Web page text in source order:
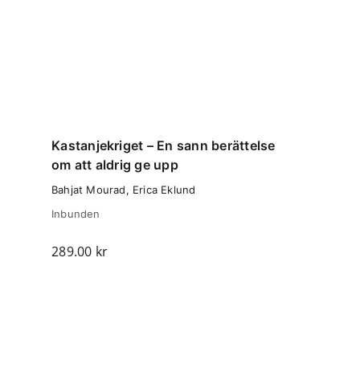
Kastanjekriget – En sann berättelse
om att aldrig ge upp
Bahjat Mourad, Erica Eklund
Inbunden
289.00 kr